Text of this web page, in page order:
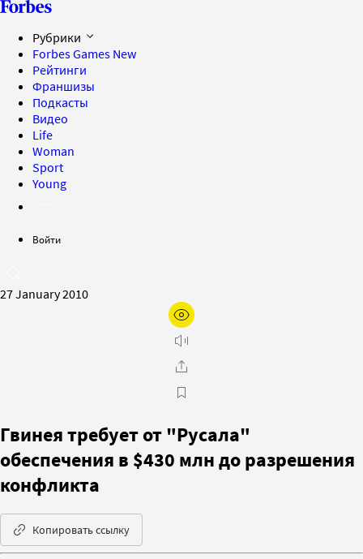
Рубрики
Forbes Games New
Рейтинги
Франшизы
Подкасты
Видео
Life
Woman
Sport
Young
Войти
27 January 2010
Гвинея требует от "Русала"
обеспечения в $430 млн до разрешения
конфликта
Копировать ссылку